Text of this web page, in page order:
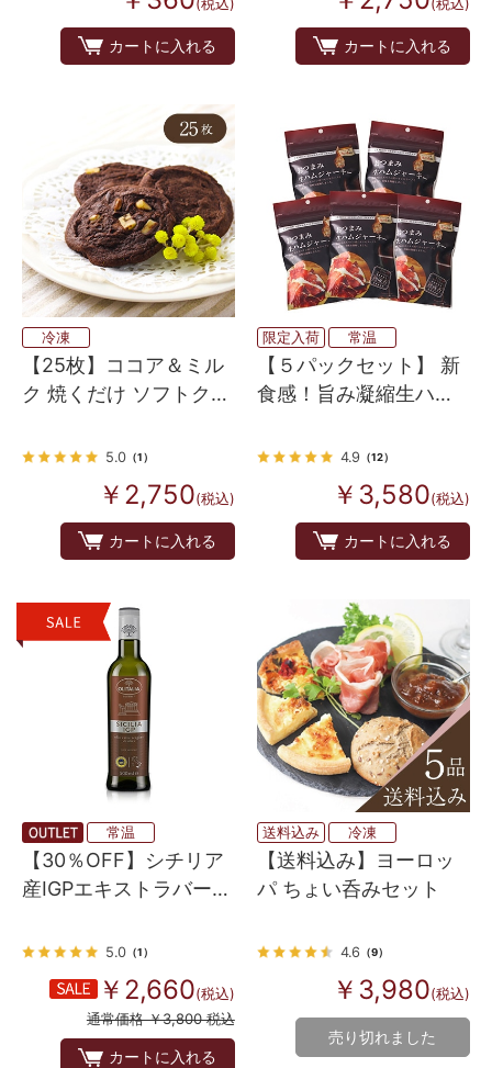
カートに入れる カートに入れる
冷凍
【25枚】ココア＆ミル
ク 焼くだけ ソフトクッ
ホームメイドタイプ）
5.0（1）
￥2,750(税込)
カートに入れる
限定入荷 常温
【５パックセット】 新
食感！旨み凝縮生ハム
4.9 （12）
￥3,580(税込)
カートに入れる
常温
【30％OFF】シチリア
産IGPエキストラバージ
5.0（1）
￥2,660(税込)
通常価格 ￥3,800 税込
カートに入れる
送料込み 冷凍
【送料込み】ヨーロッ
パ ちょい呑みセット
4.6 （9）
￥3,980(税込)
売り切れました